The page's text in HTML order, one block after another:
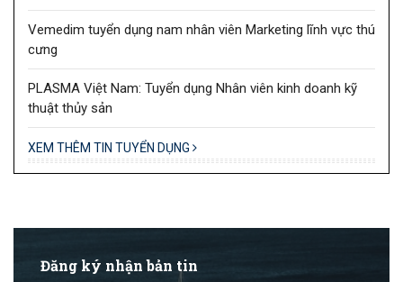
Vemedim tuyển dụng nam nhân viên Marketing lĩnh vực thú
cưng
PLASMA Việt Nam: Tuyển dụng Nhân viên kinh doanh kỹ
thuật thủy sản
XEM THÊM TIN TUYỂN DỤNG
Đăng ký nhận bản tin